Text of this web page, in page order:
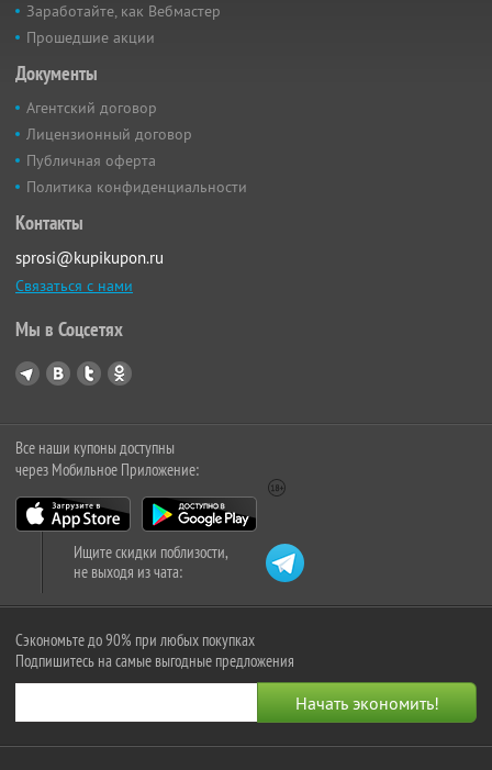
Заработайте, как Вебмастер
Прошедшие акции
Документы
Агентский договор
Лицензионный договор
Публичная оферта
Политика конфиденциальности
Контакты
sprosi@kupikupon.ru
Связаться с нами
Мы в Соцсетях
Все наши купоны доступны
через Мобильное Приложение:
Ищите скидки поблизости,
не выходя из чата:
Сэкономьте до 90% при любых покупках
Подпишитесь на самые выгодные предложения